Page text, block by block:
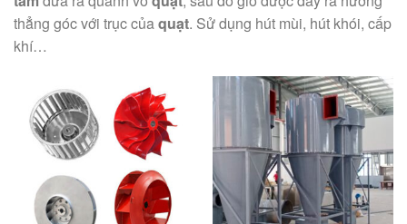
thẳng góc với trục củaquạt. Sử dụng hút mùi, hút khói, cấp
khí…